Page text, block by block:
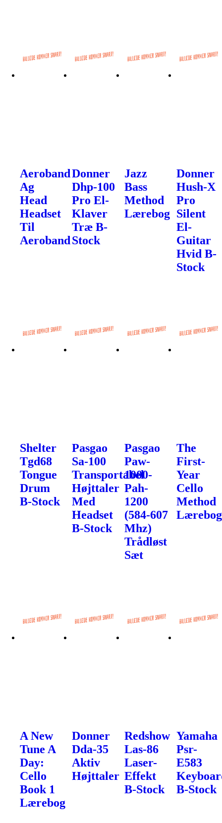
Aeroband
Ag
Head
Headset
Til
Aeroband
Donner
Dhp-100
Pro El-
Klaver
Træ B-
Stock
Jazz
Bass
Method
Lærebog
Donner
Hush-X
Pro
Silent
El-
Guitar
Hvid B-
Stock
Shelter
Tgd68
Tongue
Drum
B-Stock
Pasgao
Sa-100
Transportabel
Højttaler
Med
Headset
B-Stock
Pasgao
Paw-
1000-
Pah-
1200
(584-607
Mhz)
Trådløst
Sæt
The
First-
Year
Cello
Method
Lærebog
A New
Tune A
Day:
Cello
Book 1
Lærebog
Donner
Dda-35
Aktiv
Højttaler
Redshow
Las-86
Laser-
Effekt
B-Stock
Yamaha
Psr-
E583
B-Stock